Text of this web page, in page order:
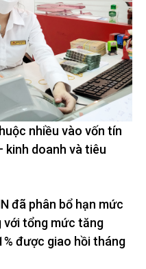
nhiều vào vốn tín
kinh doanh và tiêu
đã phân bổ hạn mức
tổng mức tăng
được giao hồi tháng